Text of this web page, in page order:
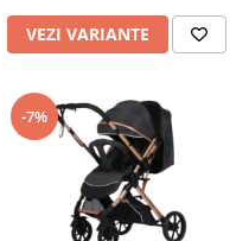
VEZI VARIANTE
-7%